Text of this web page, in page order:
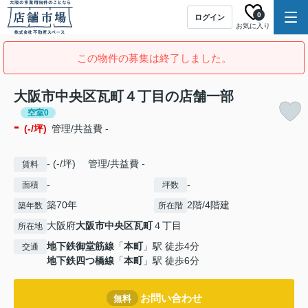
ログイン
お気に入り
0
この物件の募集は終了しました。
大阪市中央区瓦町４丁目の店舗一部
空室0
- (-/坪) 管理/共益費 -
賃料 - (-/坪) 管理/共益費 -
面積 - 坪数 -
築年数 築70年 所在階 2階/4階建
所在地 大阪府大阪市中央区瓦町４丁目
交通 地下鉄御堂筋線 「本町」駅 徒歩4分
地下鉄四つ橋線 「本町」駅 徒歩6分
無料 お問い合わせ